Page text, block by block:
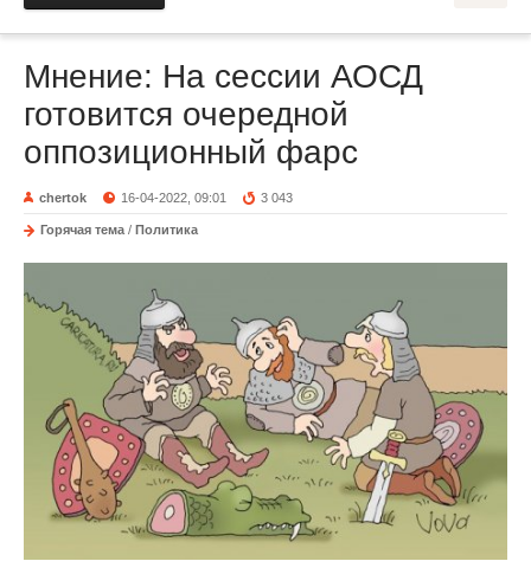
Мнение: На сессии АОСД
готовится очередной
оппозиционный фарс
chertok 16-04-2022, 09:01 3 043
Горячая тема / Политика